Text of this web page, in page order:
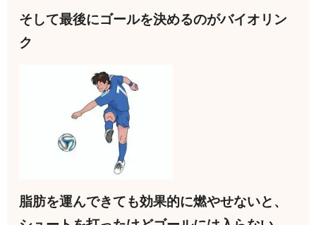
そして最後にゴールを決めるのがバイオリン
ク
脂肪を運んできても効果的に燃やせないと、